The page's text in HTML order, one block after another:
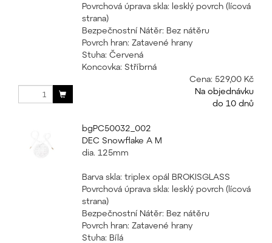
Povrchová úprava skla: lesklý povrch (lícová
strana)
Bezpečnostní Nátěr: Bez nátěru
Povrch hran: Zatavené hrany
Stuha: Červená
Koncovka: Stříbrná
Cena: 529,00 Kč
Na objednávku
do 10 dnů
bgPC50032_002
DEC Snowflake A M
dia. 125mm
Barva skla: triplex opál BROKISGLASS
Povrchová úprava skla: lesklý povrch (lícová
strana)
Bezpečnostní Nátěr: Bez nátěru
Povrch hran: Zatavené hrany
Stuha: Bílá